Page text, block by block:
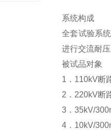
系统构成
全套试验系
进行交流耐
被试品对象
1．110kV断
2．220kV断
3．35kV/
4．10kV/